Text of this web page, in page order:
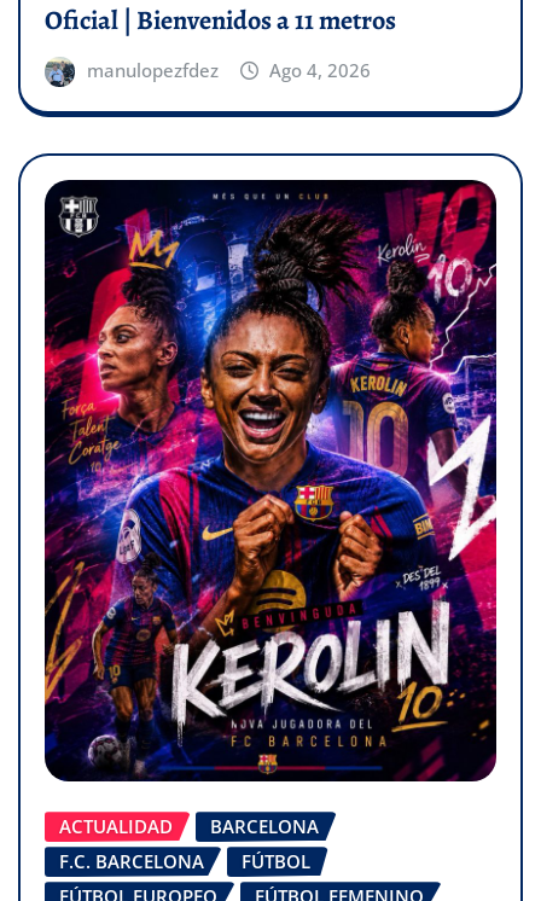
Oficial | Bienvenidos a 11 metros
manulopezfdez Ago 4, 2026
ACTUALIDAD
BARCELONA
F.C. BARCELONA
FÚTBOL